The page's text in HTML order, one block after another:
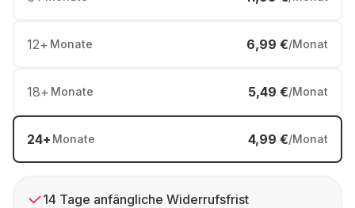
12+ Monate 6,99 €/Monat
18+ Monate 5,49 €/Monat
24+ Monate 4,99 €/Monat
14 Tage anfängliche Widerrufsfrist